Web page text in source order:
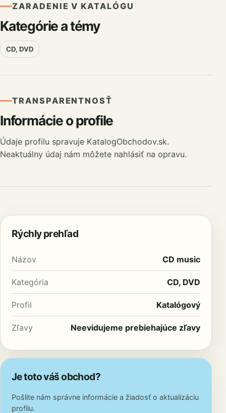
ZARADENIE V KATALÓGU
Kategórie a témy
CD, DVD
TRANSPARENTNOSŤ
Informácie o profile
Údaje profilu spravuje KatalogObchodov.sk.
Neaktuálny údaj nám môžete nahlásiť na opravu.
Rýchly prehľad
Názov CD music
Kategória CD, DVD
Profil Katalógový
Zľavy Neevidujeme prebiehajúce zľavy
Je toto váš obchod?
Pošlite nám správne informácie a žiadosť o aktualizáciu
profilu.